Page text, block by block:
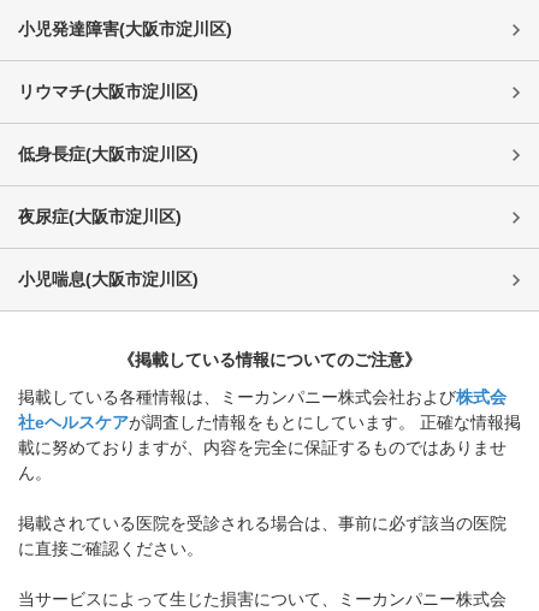
小児発達障害(大阪市淀川区)
リウマチ(大阪市淀川区)
低身長症(大阪市淀川区)
夜尿症(大阪市淀川区)
小児喘息(大阪市淀川区)
《掲載している情報についてのご注意》
掲載している各種情報は、ミーカンパニー株式会社および株式会
社eヘルスケアが調査した情報をもとにしています。 正確な情報掲
載に努めておりますが、内容を完全に保証するものではありませ
ん。
掲載されている医院を受診される場合は、事前に必ず該当の医院
に直接ご確認ください。
当サービスによって生じた損害について、ミーカンパニー株式会